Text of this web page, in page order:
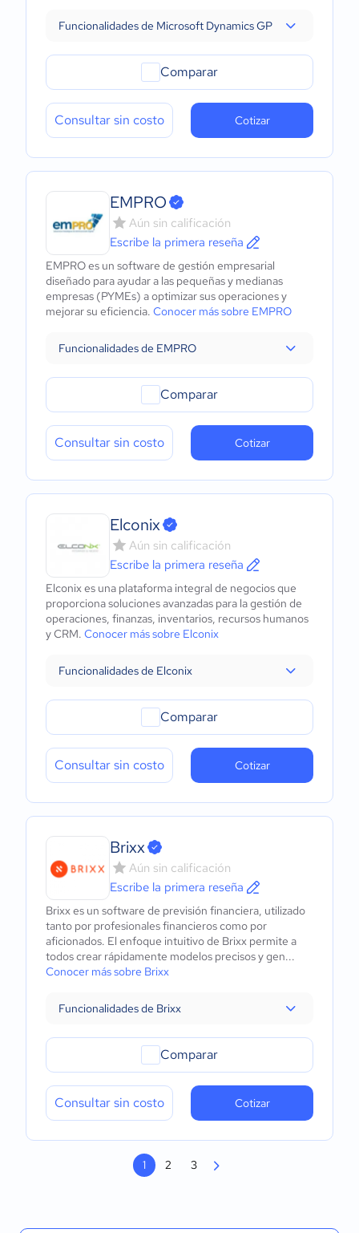
Funcionalidades de Microsoft Dynamics GP
Comparar
Consultar sin costo Cotizar
EMPRO
Aún sin calificación
Escribe la primera reseña
EMPRO es un software de gestión empresarial
diseñado para ayudar a las pequeñas y medianas
empresas (PYMEs) a optimizar sus operaciones y
mejorar su eficiencia. Conocer más sobre EMPRO
Funcionalidades de EMPRO
Comparar
Consultar sin costo Cotizar
Elconix
Aún sin calificación
Escribe la primera reseña
Elconix es una plataforma integral de negocios que
proporciona soluciones avanzadas para la gestión de
operaciones, finanzas, inventarios, recursos humanos
y CRM. Conocer más sobre Elconix
Funcionalidades de Elconix
Comparar
Consultar sin costo Cotizar
Brixx
Aún sin calificación
Escribe la primera reseña
Brixx es un software de previsión financiera, utilizado
tanto por profesionales financieros como por
aficionados. El enfoque intuitivo de Brixx permite a
todos crear rápidamente modelos precisos y gen...
Conocer más sobre Brixx
Funcionalidades de Brixx
Comparar
Consultar sin costo Cotizar
1 2 3